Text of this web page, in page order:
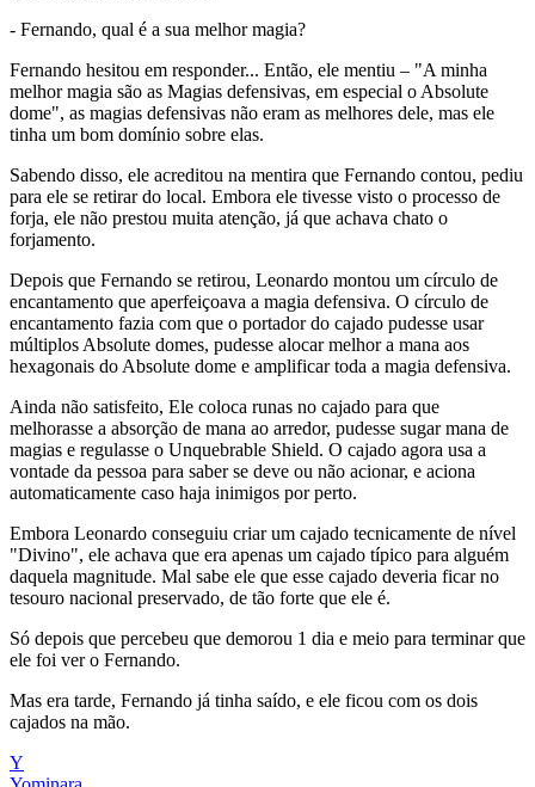
- Fernando, qual é a sua melhor magia?
Fernando hesitou em responder... Então, ele mentiu – "A minha
melhor magia são as Magias defensivas, em especial o Absolute
dome", as magias defensivas não eram as melhores dele, mas ele
tinha um bom domínio sobre elas.
Sabendo disso, ele acreditou na mentira que Fernando contou, pediu
para ele se retirar do local. Embora ele tivesse visto o processo de
forja, ele não prestou muita atenção, já que achava chato o
forjamento.
Depois que Fernando se retirou, Leonardo montou um círculo de
encantamento que aperfeiçoava a magia defensiva. O círculo de
encantamento fazia com que o portador do cajado pudesse usar
múltiplos Absolute domes, pudesse alocar melhor a mana aos
hexagonais do Absolute dome e amplificar toda a magia defensiva.
Ainda não satisfeito, Ele coloca runas no cajado para que
melhorasse a absorção de mana ao arredor, pudesse sugar mana de
magias e regulasse o Unquebrable Shield. O cajado agora usa a
vontade da pessoa para saber se deve ou não acionar, e aciona
automaticamente caso haja inimigos por perto.
Embora Leonardo conseguiu criar um cajado tecnicamente de nível
"Divino", ele achava que era apenas um cajado típico para alguém
daquela magnitude. Mal sabe ele que esse cajado deveria ficar no
tesouro nacional preservado, de tão forte que ele é.
Só depois que percebeu que demorou 1 dia e meio para terminar que
ele foi ver o Fernando.
Mas era tarde, Fernando já tinha saído, e ele ficou com os dois
cajados na mão.
Y